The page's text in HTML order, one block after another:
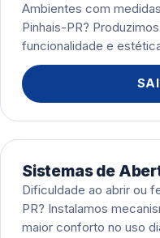
Ambientes com
Pinhais-PR?
funcionalidade e
Sistemas de
Dificuldade ao abrir ou
PR? Instalamos
maior conforto no uso